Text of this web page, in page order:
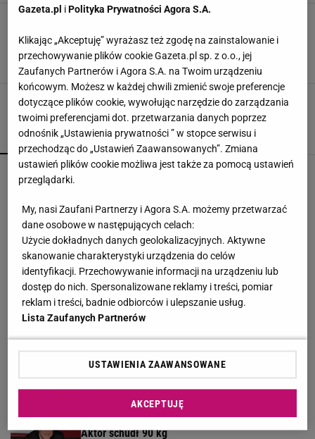
Romansowała z Chaplinem, a na pogrzebie
Valentino wywołała skandal. Żadna Polka nie
zrobiła takiej światowej kariery jak ona
Natalia Jeziorek,1 SIERPNIA 2020, 07:52
POPULARNE NAJNOWSZE
Gawryluk reaguje na krytykę po debacie u
Tak wygląda mazurska willa Kwaśniewskich. Tuż
obok kryje się coś jeszcze
Kultowy serial powraca. "Line of Duty - wydział
wewnętrzny" już od czwartku, 6 sierpnia w BBC
First
Englert zakłada, że nie wygra w "TzG". "Myślę,
że ludzie mnie nie lubią"
Nowe zdjęcie Johna Goodmana trafiło do sieci.
Aktor schudł 90 kg
Gazeta.pl iPolityka Prywatności Agora S.A.
Klikając „Akceptuję” wyrażasz też zgodę na zainstalowanie i
przechowywanie plików cookie Gazeta.pl sp. z o.o., jej
Zaufanych Partnerów i Agora S.A. na Twoim urządzeniu
końcowym. Możesz w każdej chwili zmienić swoje preferencje
dotyczące plików cookie, wywołując narzędzie do zarządzania
twoimi preferencjami dot. przetwarzania danych poprzez
odnośnik „Ustawienia prywatności ” w stopce serwisu i
przechodząc do „Ustawień Zaawansowanych”. Zmiana
ustawień plików cookie możliwa jest także za pomocą ustawień
przeglądarki.
My, nasi Zaufani Partnerzy i Agora S.A. możemy przetwarzać
dane osobowe w następujących celach:
Użycie dokładnych danych geolokalizacyjnych. Aktywne
skanowanie charakterystyki urządzenia do celów
identyfikacji. Przechowywanie informacji na urządzeniu lub
dostęp do nich. Spersonalizowane reklamy i treści, pomiar
reklam i treści, badnie odbiorców i ulepszanie usług.
Lista Zaufanych Partnerów
USTAWIENIA ZAAWANSOWANE
AKCEPTUJĘ